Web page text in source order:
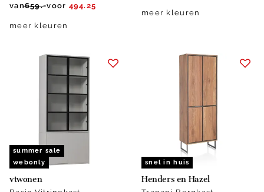
van659.-voor 494.25
meer kleuren
meer kleuren
summer sale
webonly
vtwonen
snel in huis
Henders en Hazel